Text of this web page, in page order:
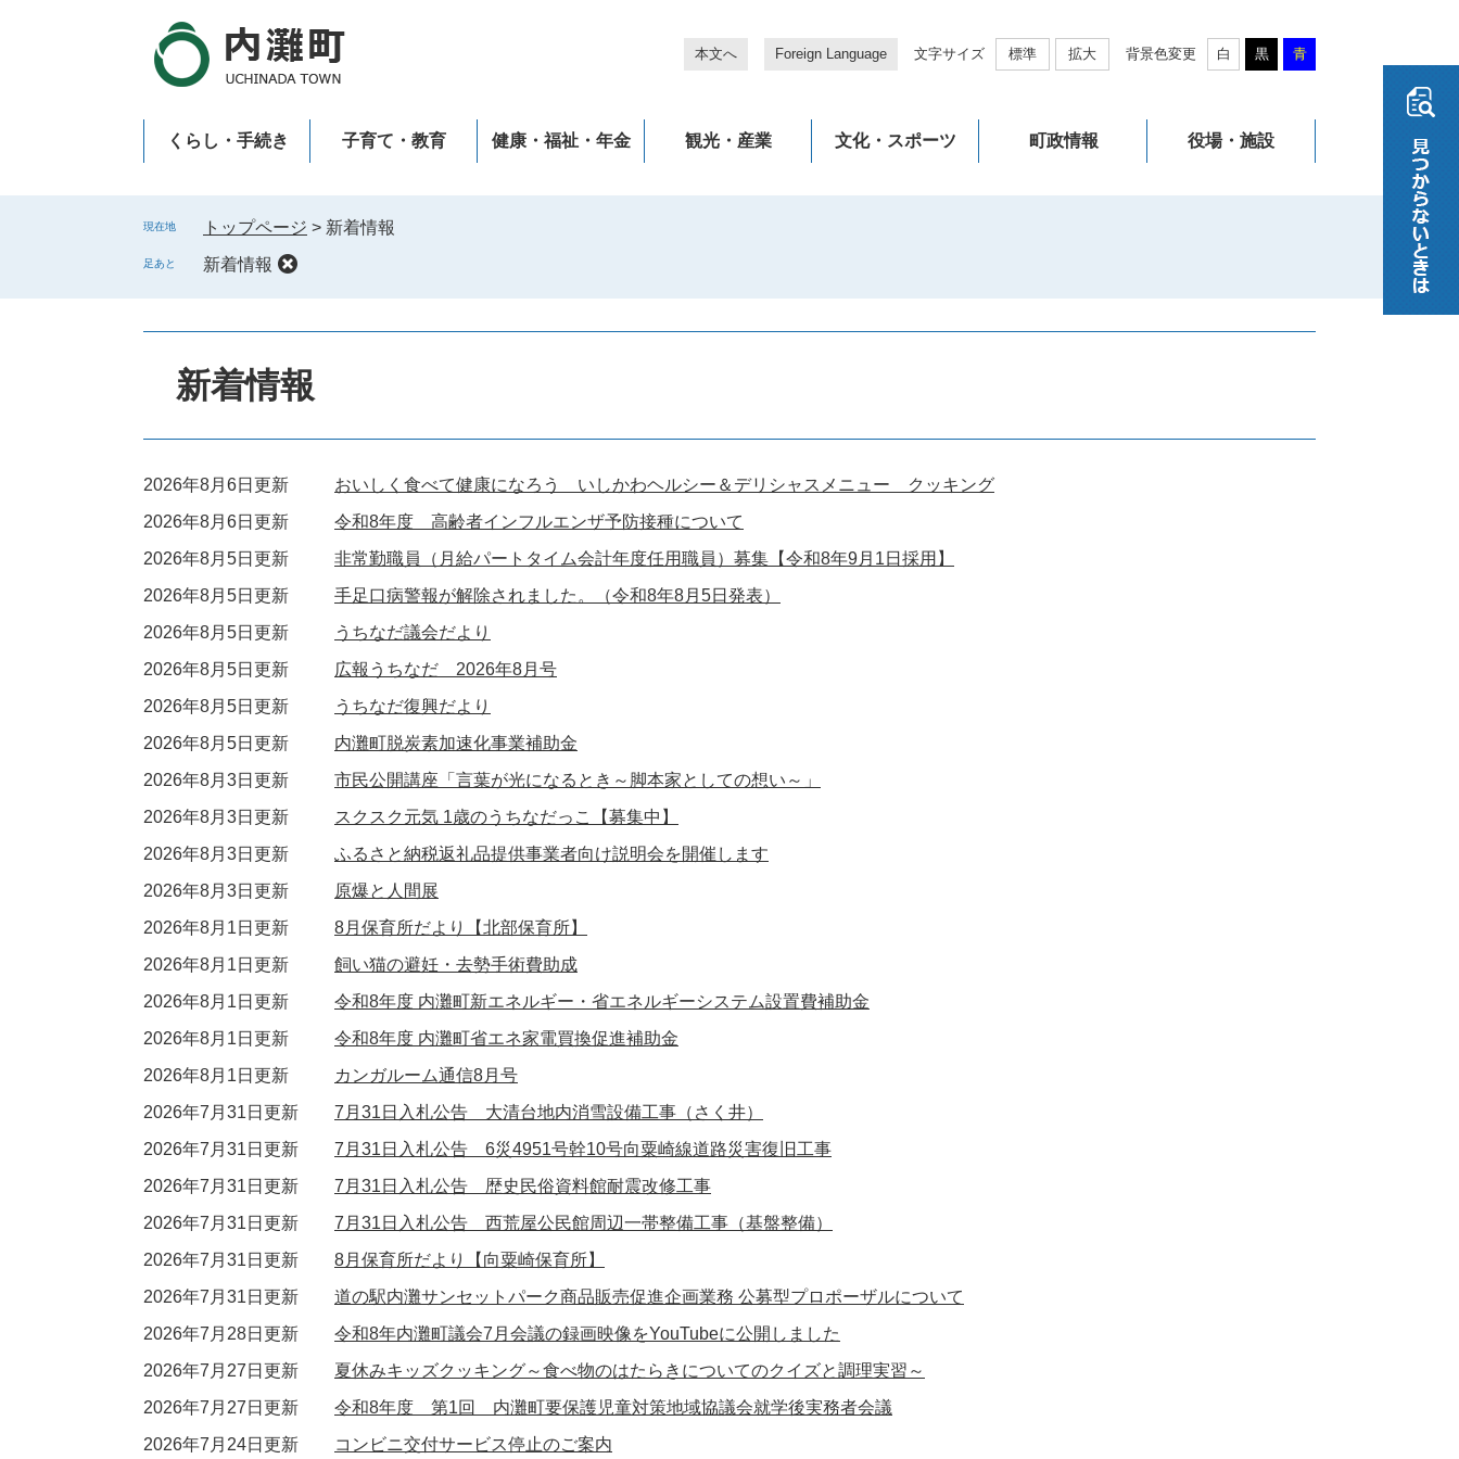
す
し
へ
本文へ Foreign Language 文字サイズ 標準 拡大 背景色変更 白 黒 青
くらし・手続き 子育て・教育 健康・福祉・年金 観光・産業 文化・スポーツ 町政情報 役場・施設
現在地 トップページ > 新着情報
足あと 新着情報
新着情報
2026年8月6日更新
おいしく食べて健康になろう いしかわヘルシー＆デリシャスメニュー クッキング
2026年8月6日更新
令和8年度 高齢者インフルエンザ予防接種について
2026年8月5日更新
非常勤職員（月給パートタイム会計年度任用職員）募集【令和8年9月1日採用】
2026年8月5日更新
手足口病警報が解除されました。（令和8年8月5日発表）
2026年8月5日更新
うちなだ議会だより
2026年8月5日更新
広報うちなだ 2026年8月号
2026年8月5日更新
うちなだ復興だより
2026年8月5日更新
内灘町脱炭素加速化事業補助金
2026年8月3日更新
市民公開講座「言葉が光になるとき～脚本家としての想い～」
2026年8月3日更新
スクスク元気 1歳のうちなだっこ【募集中】
2026年8月3日更新
ふるさと納税返礼品提供事業者向け説明会を開催します
2026年8月3日更新
原爆と人間展
2026年8月1日更新
8月保育所だより【北部保育所】
2026年8月1日更新
飼い猫の避妊・去勢手術費助成
2026年8月1日更新
令和8年度 内灘町新エネルギー・省エネルギーシステム設置費補助金
2026年8月1日更新
令和8年度 内灘町省エネ家電買換促進補助金
2026年8月1日更新
カンガルーム通信8月号
2026年7月31日更新
7月31日入札公告 大清台地内消雪設備工事（さく井）
2026年7月31日更新
7月31日入札公告 6災4951号幹10号向粟崎線道路災害復旧工事
2026年7月31日更新
7月31日入札公告 歴史民俗資料館耐震改修工事
2026年7月31日更新
7月31日入札公告 西荒屋公民館周辺一帯整備工事（基盤整備）
2026年7月31日更新
8月保育所だより【向粟崎保育所】
2026年7月31日更新
道の駅内灘サンセットパーク商品販売促進企画業務 公募型プロポーザルについて
2026年7月28日更新
令和8年内灘町議会7月会議の録画映像をYouTubeに公開しました
2026年7月27日更新
夏休みキッズクッキング～食べ物のはたらきについてのクイズと調理実習～
2026年7月27日更新
令和8年度 第1回 内灘町要保護児童対策地域協議会就学後実務者会議
2026年7月24日更新
コンビニ交付サービス停止のご案内